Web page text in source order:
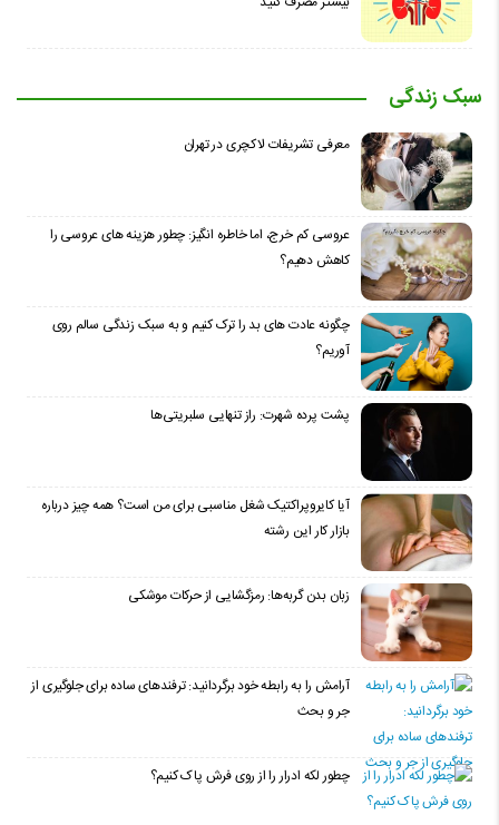
سبک زندگی
معرفی تشریفات لاکچری در تهران
عروسی کم خرج، اما خاطره انگیز: چطور هزینه های عروسی را
کاهش دهیم؟
چگونه عادت‌ های بد را ترک کنیم و به سبک زندگی سالم روی
آوریم؟
پشت پرده شهرت: راز تنهایی سلبریتی‌ها
آیا کایروپراکتیک شغل مناسبی برای من است؟ همه چیز درباره
بازار کار این رشته
زبان بدن گربه‌ها: رمزگشایی از حرکات موشکی
آرامش را به رابطه خود برگردانید: ترفندهای ساده برای جلوگیری از
جر و بحث
چطور لکه ادرار را از روی فرش پاک کنیم؟